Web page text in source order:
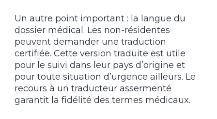
Un autre point important : la langue du
dossier médical. Les non-résidentes
peuvent demander une traduction
certifiée. Cette version traduite est utile
pour le suivi dans leur pays d’origine et
pour toute situation d’urgence ailleurs. Le
recours à un traducteur assermenté
garantit la fidélité des termes médicaux.